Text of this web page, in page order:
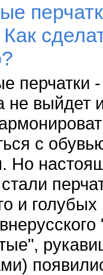
перчатки
не выйдет
с
Но
и